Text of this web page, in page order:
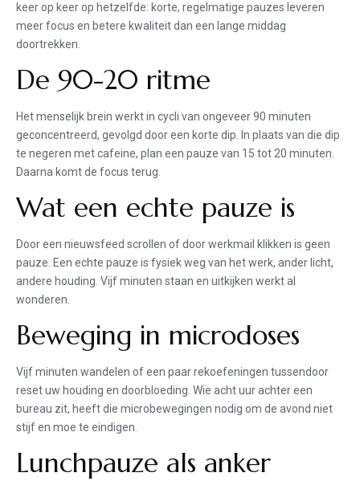
keer op keer op hetzelfde: korte, regelmatige pauzes leveren
meer focus en betere kwaliteit dan een lange middag
doortrekken.
De 90-20 ritme
Het menselijk brein werkt in cycli van ongeveer 90 minuten
geconcentreerd, gevolgd door een korte dip. In plaats van die dip
te negeren met cafeine, plan een pauze van 15 tot 20 minuten.
Daarna komt de focus terug.
Wat een echte pauze is
Door een nieuwsfeed scrollen of door werkmail klikken is geen
pauze. Een echte pauze is fysiek weg van het werk, ander licht,
andere houding. Vijf minuten staan en uitkijken werkt al
wonderen.
Beweging in microdoses
Vijf minuten wandelen of een paar rekoefeningen tussendoor
reset uw houding en doorbloeding. Wie acht uur achter een
bureau zit, heeft die microbewegingen nodig om de avond niet
stijf en moe te eindigen.
Lunchpauze als anker